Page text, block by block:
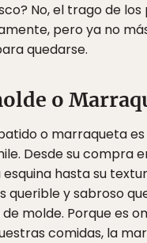
No, el trago de los
pero ya no
quedarse.
o
o marraqueta
Desde su compra
hasta su
querible y sabroso
molde. Porque es
comidas, la